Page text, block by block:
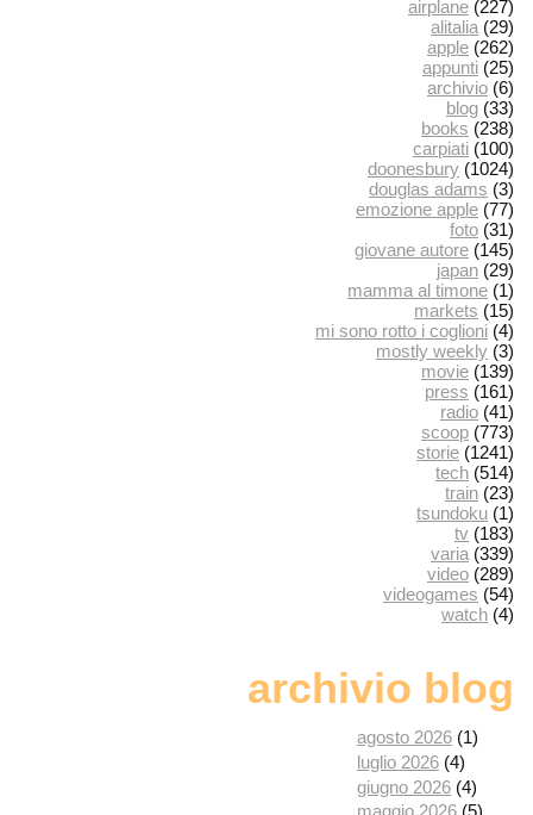
airplane (227)
alitalia (29)
apple (262)
appunti (25)
archivio (6)
blog (33)
books (238)
carpiati (100)
doonesbury (1024)
douglas adams (3)
emozione apple (77)
foto (31)
giovane autore (145)
japan (29)
mamma al timone (1)
markets (15)
mi sono rotto i coglioni (4)
mostly weekly (3)
movie (139)
press (161)
radio (41)
scoop (773)
storie (1241)
tech (514)
train (23)
tsundoku (1)
tv (183)
varia (339)
video (289)
videogames (54)
watch (4)
archivio blog
agosto 2026 (1)
luglio 2026 (4)
giugno 2026 (4)